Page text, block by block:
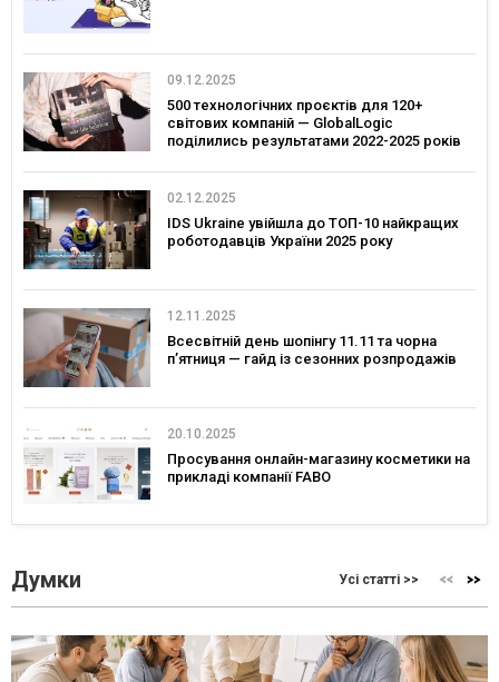
09.12.2025
500 технологічних проєктів для 120+
світових компаній — GlobalLogic
поділились результатами 2022-2025 років
02.12.2025
IDS Ukraine увійшла до ТОП-10 найкращих
роботодавців України 2025 року
12.11.2025
Всесвітній день шопінгу 11.11 та чорна
п’ятниця — гайд із сезонних розпродажів
20.10.2025
Просування онлайн-магазину косметики на
прикладі компанії FABO
Думки Усі статті >>